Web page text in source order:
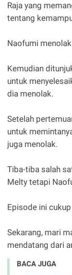
Raja yang
tentang
Naofumi
Kemudian
untuk
dia menolak.
Setelah
untuk
juga menolak.
Tiba-tiba salah
Melty tetapi
Episode ini
Sekarang, mari
mendatang dari
BACA JUGA